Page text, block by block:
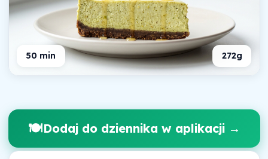
50 min 272g
🍽️Dodaj do dziennika w aplikacji →